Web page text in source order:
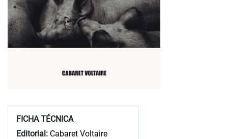
FICHA TÉCNICA
Editorial: Cabaret Voltaire